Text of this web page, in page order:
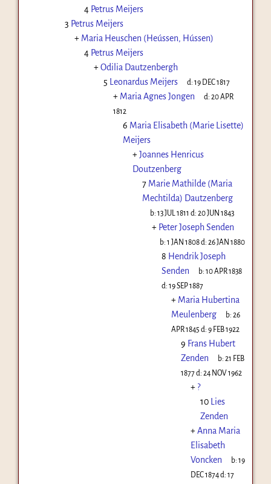
4 Petrus Meijers
3 Petrus Meijers
+ Maria Heuschen (Heússen, Hússen)
4 Petrus Meijers
+Odilia Dautzenbergh
5 Leonardus Meijers d:19 DEC 1817
+ Maria Agnes Jongen d:20 APR
1812
6 Maria Elisabeth (Marie Lisette)
Meijers
+Joannes Henricus
Doutzenberg
7 Marie Mathilde (Maria
Mechtilda) Dautzenberg
b:13 JUL 1811 d:20 JUN 1843
+ Peter Joseph Senden
b:1 JAN 1808d:26 JAN 1880
8 Hendrik Joseph
Senden
b:10 APR 1838
d: 19 SEP 1887
+ Maria Hubertina
Meulenberg
b:26
APR 1845 d: 9 FEB 1922
9 Frans Hubert
Zenden
b:21 FEB
1877d: 24 NOV 1962
+ ?
10 Lies
Zenden
+Anna Maria
Elisabeth
Voncken
b:19
DEC 1874d: 17